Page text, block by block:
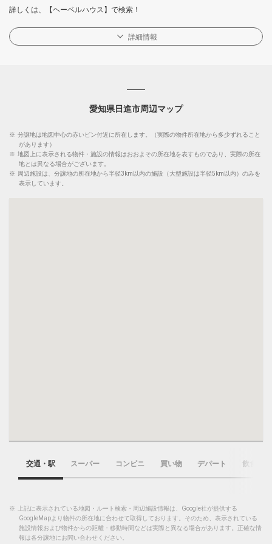
詳しくは、【ヘーベルハウス】で検索！
詳細情報
愛知県日進市周辺マップ
※ 分譲地は地図中心の赤いピン付近に所在します。（実際の物件所在地から多少ずれること
があります）
※ 地図上に表示される物件・施設の情報はおおよその所在地を表すものであり、実際の所在
地とは異なる場合がございます。
※
周辺施設は、分譲地の所在地から半径3km以内の施設（大型施設は半径5km以内）のみを
表示しています。
交通・駅 スーパー コンビニ 買い物 デパート 飲食店
※
上記に表示されている地図・ルート検索・周辺施設情報は、Google社が提供する
GoogleMapより物件の所在地に合わせて取得しております。そのため、表示されている
施設情報および物件からの距離・移動時間などは実際と異なる場合があります。正確な情
報は各分譲地にお問い合わせください。